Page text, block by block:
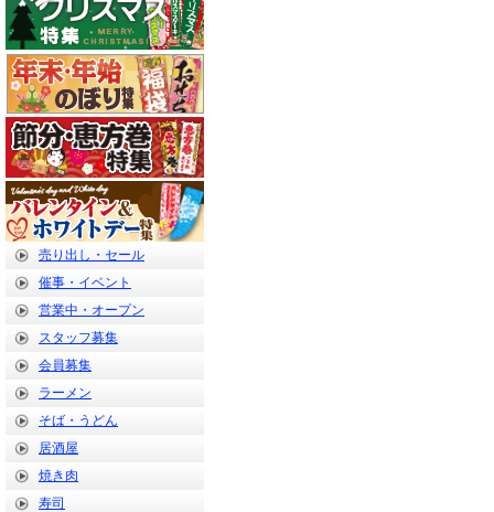
売り出し・セール
催事・イベント
営業中・オープン
スタッフ募集
会員募集
ラーメン
そば・うどん
居酒屋
焼き肉
寿司